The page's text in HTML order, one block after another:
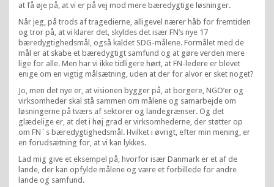
at få øje på, at vi er på vej mod mere bæredygtige løsninger.
Når jeg, på trods af tragedierne, alligevel nærer håb for fremtiden
og tror på, at vi klarer det, skyldes det især FN’s nye 17
bæredygtighedsmål, også kaldet SDG-målene. Formålet med de
mål er at skabe et bæredygtigt samfund og at gøre verden mere
lige for alle. Men har vi ikke tidligere hørt, at FN-ledere er blevet
enige om en vigtig målsætning, uden at der for alvor er sket noget?
Jo, men det nye er, at visionen bygger på, at borgere, NGO’er og
virksomheder skal stå sammen om målene og samarbejde om
løsningerne på tværs af sektorer og landegrænser. Og det
glædelige er, at det i høj grad er virksomhederne, der støtter op
om FN´s bæredygtighedsmål. Hvilket i øvrigt, efter min mening, er
en forudsætning for, at vi kan lykkes.
Lad mig give et eksempel på, hvorfor især Danmark er et af de
lande, der kan opfylde målene og være et forbillede for andre
lande og samfund.